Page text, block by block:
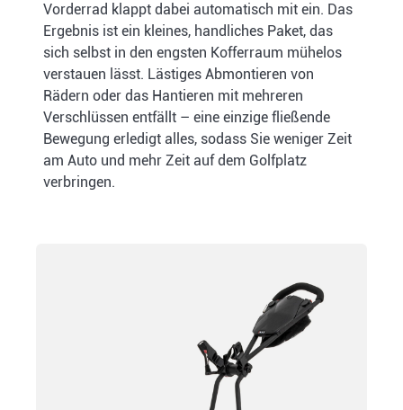
Vorderrad klappt dabei automatisch mit ein. Das
Ergebnis ist ein kleines, handliches Paket, das
sich selbst in den engsten Kofferraum mühelos
verstauen lässt. Lästiges Abmontieren von
Rädern oder das Hantieren mit mehreren
Verschlüssen entfällt – eine einzige fließende
Bewegung erledigt alles, sodass Sie weniger Zeit
am Auto und mehr Zeit auf dem Golfplatz
verbringen.